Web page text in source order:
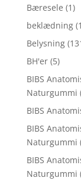
Bæresele (1)
beklædning
Belysning
BH'er (5)
BIBS
Naturgummi
BIBS
BIBS
Naturgummi
BIBS
Naturgummi